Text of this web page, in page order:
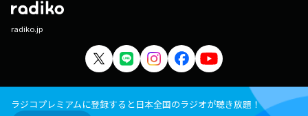
radiko.jp
ラジコプレミアムに登録すると日本全国のラジオが聴き放題！